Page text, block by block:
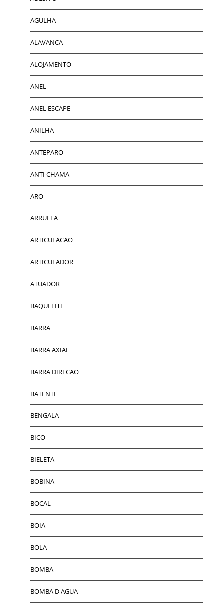
AGULHA
ALAVANCA
ALOJAMENTO
ANEL
ANEL ESCAPE
ANILHA
ANTEPARO
ANTI CHAMA
ARO
ARRUELA
ARTICULACAO
ARTICULADOR
ATUADOR
BAQUELITE
BARRA
BARRA AXIAL
BARRA DIRECAO
BATENTE
BENGALA
BICO
BIELETA
BOBINA
BOCAL
BOIA
BOLA
BOMBA
BOMBA D AGUA